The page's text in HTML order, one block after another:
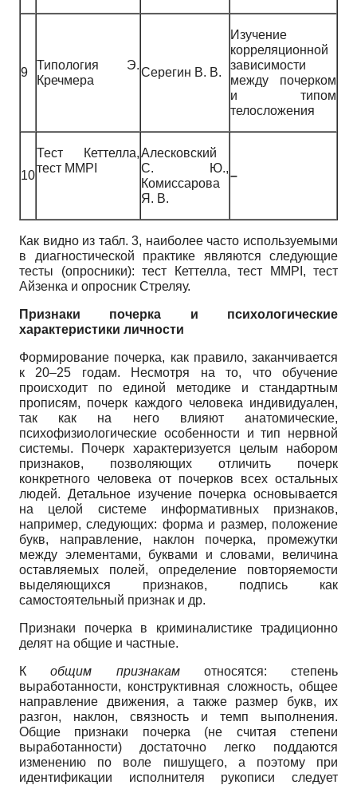
9
Типология Э.
Кречмера
Серегин В. В.
Изучение
корреляционной
зависимости
между почерком
и типом
телосложения
10
Тест Кеттелла,
тест MMPI
Алесковский
С. Ю.,
Комиссарова
Я. В.
–
Как видно из табл. 3, наиболее часто используемыми
в диагностической практике являются следующие
тесты (опросники): тест Кеттелла, тест MMPI, тест
Айзенка и опросник Стреляу.
Признаки почерка и психологические
характеристики личности
Формирование почерка, как правило, заканчивается
к 20–25 годам. Несмотря на то, что обучение
происходит по единой методике и стандартным
прописям, почерк каждого человека индивидуален,
так как на него влияют анатомические,
психофизиологические особенности и тип нервной
системы. Почерк характеризуется целым набором
признаков, позволяющих отличить почерк
конкретного человека от почерков всех остальных
людей. Детальное изучение почерка основывается
на целой системе информативных признаков,
например, следующих: форма и размер, положение
букв, направление, наклон почерка, промежутки
между элементами, буквами и словами, величина
оставляемых полей, определение повторяемости
выделяющихся признаков, подпись как
самостоятельный признак и др.
Признаки почерка в криминалистике традиционно
делят на общие и частные.
Кобщим признакамотносятся: степень
выработанности, конструктивная сложность, общее
направление движения, а также размер букв, их
разгон, наклон, связность и темп выполнения.
Общие признаки почерка (не считая степени
выработанности) достаточно легко поддаются
изменению по воле пишущего, а поэтому при
идентификации исполнителя рукописи следует